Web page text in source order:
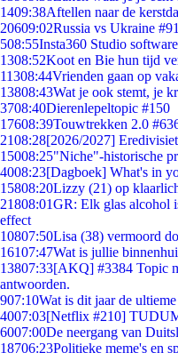
1409:38Aftellen naar de
20609:02Russia vs Ukraine #91
508:55Insta360 Studio
1308:52Koot en Bie hun tijd
11308:44Vrienden gaan op
13808:43Wat je ook stemt, je
3708:40Dierenlepeltopic #150
17608:39Touwtrekken 2.0
2108:28[2026/2027]
15008:25"Niche"-historische
4008:23[Dagboek] What's in
15808:20Lizzy (21) op
21808:01GR: Elk glas alcohol
effect
10807:50Lisa (38) vermoord
16107:47Wat is jullie
13807:33[AKQ] #3384 Topic
antwoorden.
907:10Wat is dit jaar de
4007:03[Netflix #210]
6007:00De neergang van
18706:23Politieke meme's en